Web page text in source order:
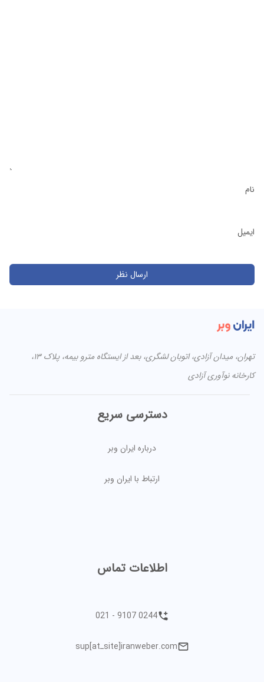
نام
ایمیل
تهران، میدان آزادی، اتوبان لشگری، بعد از ایستگاه مترو بیمه، پلاک ۱۳،
کارخانه نوآوری آزادی
دسترسی سریع
درباره ایران وبر
ارتباط با ایران وبر
اطلاعات تماس
021 - 9107 0244
sup[atـsite]iranweber.com